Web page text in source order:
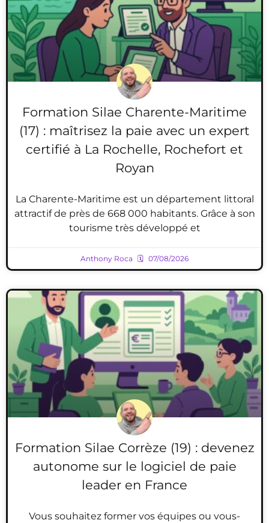
Formation Silae Charente-Maritime
(17) : maîtrisez la paie avec un expert
certifié à La Rochelle, Rochefort et
Royan
La Charente-Maritime est un département littoral
attractif de près de 668 000 habitants. Grâce à son
tourisme très développé et
Anthony Roca 07/08/2026
Formation Silae Corrèze (19) : devenez
autonome sur le logiciel de paie
leader en France
Vous souhaitez former vos équipes ou vous-